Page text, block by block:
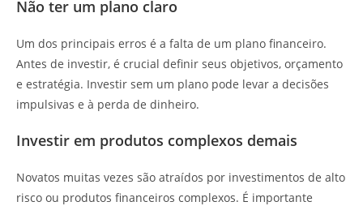
Não ter um plano claro
Um dos principais erros é a falta de um plano financeiro.
Antes de investir, é crucial definir seus objetivos, orçamento
e estratégia. Investir sem um plano pode levar a decisões
impulsivas e à perda de dinheiro.
Investir em produtos complexos demais
Novatos muitas vezes são atraídos por investimentos de alto
risco ou produtos financeiros complexos. É importante